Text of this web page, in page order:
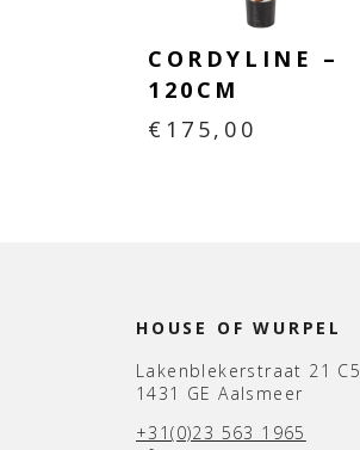
CORDYLINE –
120CM
€ 175,00
HOUSE OF WURPEL
Lakenblekerstraat 21 C5
1431 GE Aalsmeer
+31(0)23 563 1965